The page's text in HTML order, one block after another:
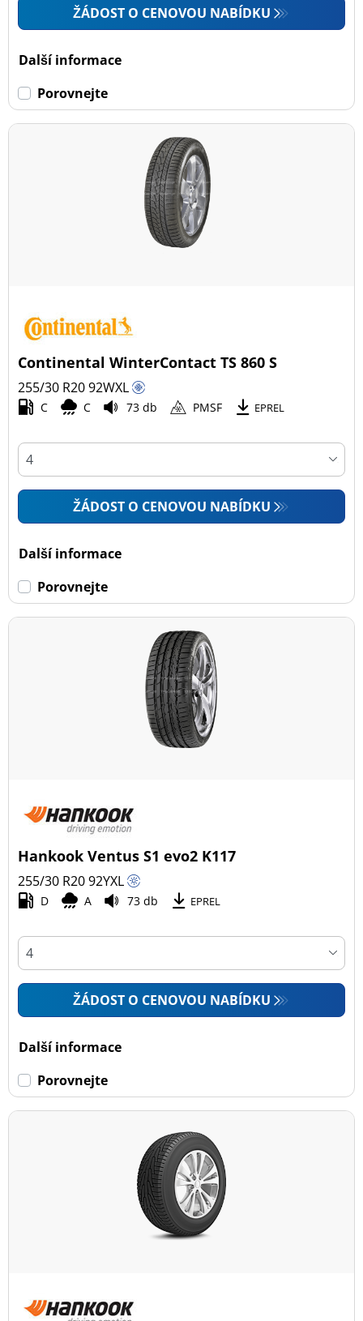
ŽÁDOST O CENOVOU NABÍDKU
Další informace
Porovnejte
Continental WinterContact TS 860 S
255/30 R2092WXL
C C 73 db PMSF EPREL
ŽÁDOST O CENOVOU NABÍDKU
Další informace
Porovnejte
Hankook Ventus S1 evo2 K117
255/30 R2092YXL
D A 73 db EPREL
ŽÁDOST O CENOVOU NABÍDKU
Další informace
Porovnejte